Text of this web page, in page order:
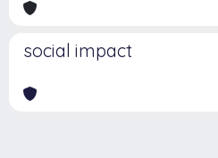
social impact